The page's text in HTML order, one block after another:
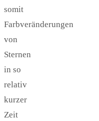
somit
Farbveränderungen
von
Sternen
in so
relativ
kurzer
Zeit